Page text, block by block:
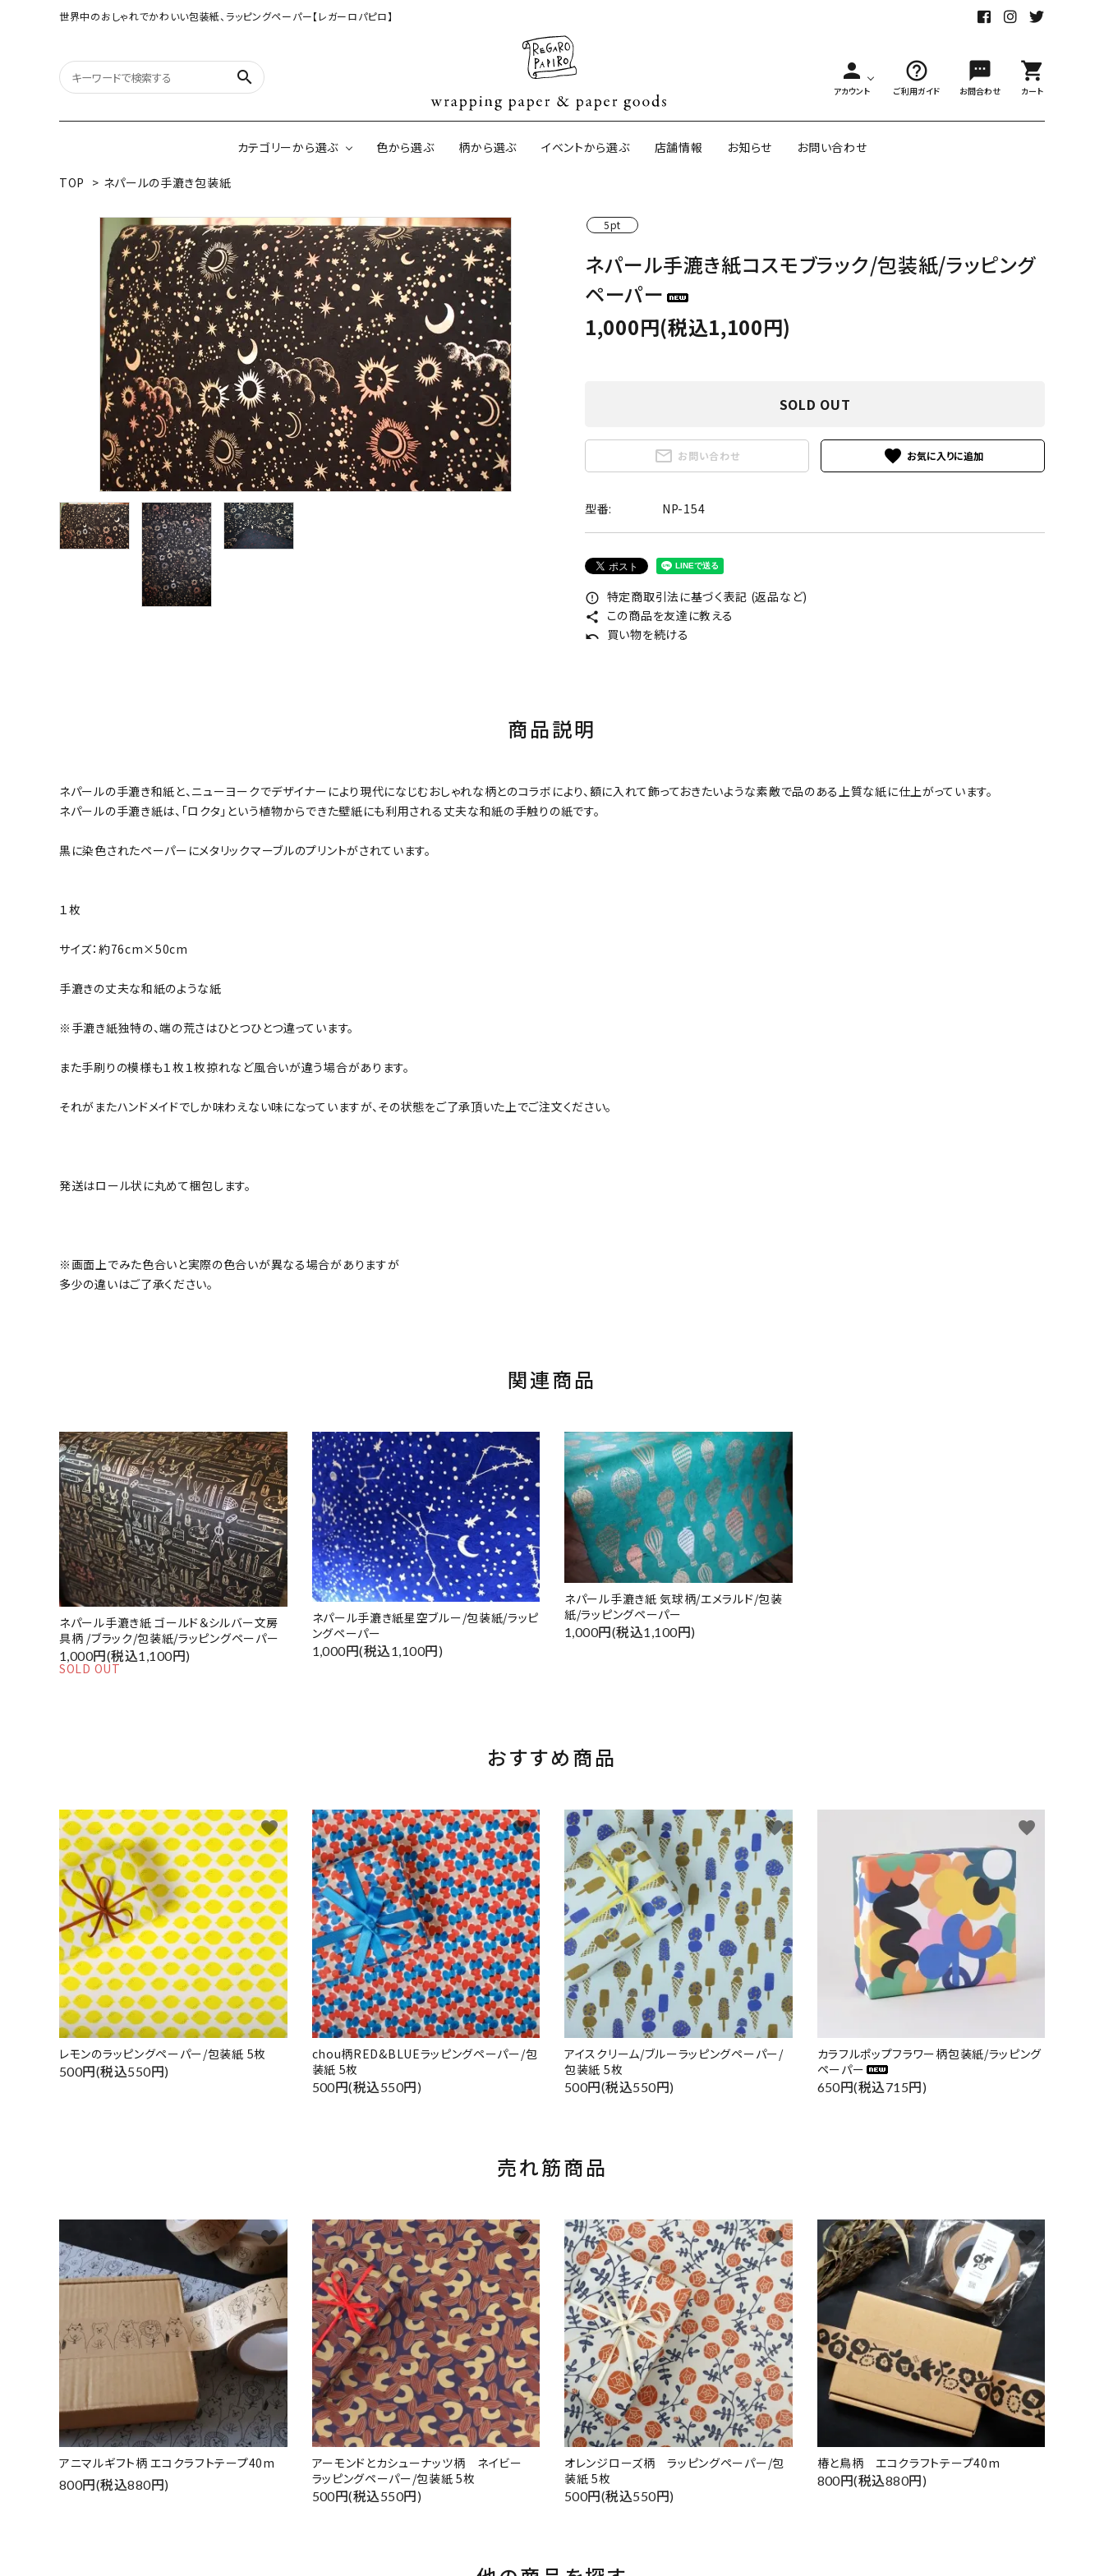
世界中のおしゃれでかわいい包装紙、ラッピングペーパー【レガーロパピロ】
search person
アカウント
help_outline
ご利用ガイド
sms
お問合わせ
shopping_cart
カート
カテゴリーから選ぶ
オリジナル包装紙
（A3相当サイズ）
【大判サイズ】オリジナル包装紙 和紙の包装紙(CAGWA paper)
サイズオーダー受注生産
ネパールの手漉き包装紙
インドのハンドプリントコットン
ペーパー
イギリスのモダン包装紙
ボタニカルダブルサイド包装紙 韓国のデザインペーパー 日本のペーパーブランド ラッピング用リボン・紐
色から選ぶ 柄から選ぶ イベントから選ぶ 店舗情報 お知らせ お問い合わせ
TOP > ネパールの手漉き包装紙
5pt
ネパール手漉き紙コスモブラック/包装紙/ラッピング
ペーパー
1,000円(税込1,100円)
SOLD OUT
mail_outline お問い合わせ favorite
型番: NP-154
error_outline 特定商取引法に基づく表記 (返品など)
share この商品を友達に教える
undo 買い物を続ける
商品説明
ネパールの手漉き和紙と、ニューヨークでデザイナーにより現代になじむおしゃれな柄とのコラボにより、額に入れて飾っておきたいような素敵で品のある上質な紙に仕上がっています。
ネパールの手漉き紙は、「ロクタ」という植物からできた壁紙にも利用される丈夫な和紙の手触りの紙です。
黒に染色されたペーパーにメタリックマーブルのプリントがされています。
１枚
サイズ：約76cm×50cm
手漉きの丈夫な和紙のような紙
※手漉き紙独特の、端の荒さはひとつひとつ違っています。
また手刷りの模様も１枚１枚掠れなど風合いが違う場合があります。
それがまたハンドメイドでしか味わえない味になっていますが、その状態をご了承頂いた上でご注文ください。
発送はロール状に丸めて梱包します。
※画面上でみた色合いと実際の色合いが異なる場合がありますが
多少の違いはご了承ください。
関連商品
ネパール手漉き紙 ゴールド＆シルバー文房
具柄 /ブラック/包装紙/ラッピングペーパー
1,000円(税込1,100円)
SOLD OUT
ネパール手漉き紙星空ブルー/包装紙/ラッピ
ングペーパー
1,000円(税込1,100円)
ネパール手漉き紙 気球柄/エメラルド/包装
紙/ラッピングペーパー
1,000円(税込1,100円)
おすすめ商品
レモンのラッピングペーパー/包装紙 5枚
500円(税込550円)
favorite
chou柄RED&BLUEラッピングペーパー/包
装紙 5枚
500円(税込550円)
favorite
アイスクリーム/ブルーラッピングペーパー/
包装紙 5枚
500円(税込550円)
favorite
カラフルポップフラワー柄包装紙/ラッピング
ペーパー
650円(税込715円)
favorite
売れ筋商品
アニマルギフト柄 エコクラフトテープ40m
800円(税込880円)
favorite
アーモンドとカシューナッツ柄 ネイビー
ラッピングペーパー/包装紙 5枚
500円(税込550円)
favorite
オレンジローズ柄 ラッピングペーパー/包
装紙 5枚
500円(税込550円)
favorite
椿と鳥柄 エコクラフトテープ40m
800円(税込880円)
favorite